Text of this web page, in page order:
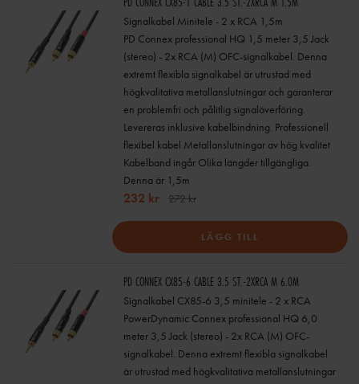
Signalkabel Minitele - 2 x RCA 1,5m
PD Connex professional HQ 1,5 meter 3,5 Jack
(stereo) - 2x RCA (M) OFC-signalkabel. Denna
extremt flexibla signalkabel är utrustad med
högkvalitativa metallanslutningar och garanterar
en problemfri och pålitlig signalöverföring.
Levereras inklusive kabelbindning. Professionell
flexibel kabel Metallanslutningar av hög kvalitet
Kabelband ingår Olika längder tillgängliga.
Denna är 1,5m
232 kr 272 kr
LÄGG TILL
PD CONNEX CX85-6 CABLE 3.5 ST.-2XRCA M 6.0M
Signalkabel CX85-6 3,5 minitele - 2 x RCA
PowerDynamic Connex professional HQ 6,0
meter 3,5 Jack (stereo) - 2x RCA (M) OFC-
signalkabel. Denna extremt flexibla signalkabel
är utrustad med högkvalitativa metallanslutningar